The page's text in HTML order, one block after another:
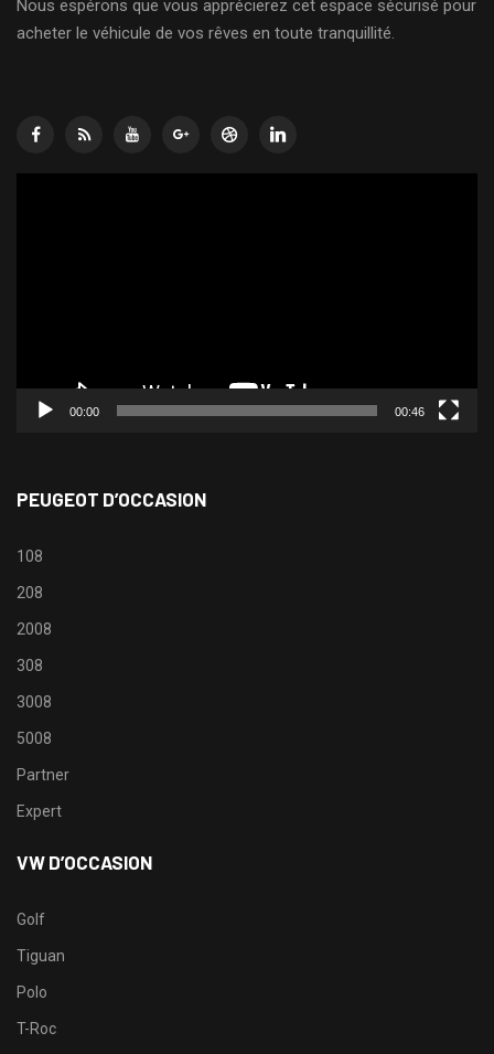
Nous espérons que vous apprécierez cet espace sécurisé pour
acheter le véhicule de vos rêves en toute tranquillité.
00:00 00:46
PEUGEOT D’OCCASION
108
208
2008
308
3008
5008
Partner
Expert
VW D’OCCASION
Golf
Tiguan
Polo
T-Roc